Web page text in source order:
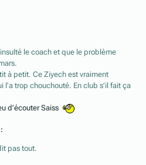
le coach et que le problème
à petit. Ce Ziyech est vraiment
l’a trop chouchouté. En club s’il fait ça
d’écouter Saiss
pas tout.